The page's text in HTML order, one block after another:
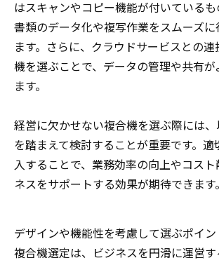
はスキャンやコピー機能が付いているも
書類のデータ化や複写作業をスムーズに
ます。さらに、クラウドサービスとの
機を選ぶことで、データの管理や共有
ます。
経営に欠かせない複合機を選ぶ際には
を踏まえて検討することが重要です。適
入することで、業務効率の向上やコスト
ネスをサポートする効果が期待できます。
デザインや機能性を考慮して選ぶポイン
複合機選定は、ビジネスを円滑に運営